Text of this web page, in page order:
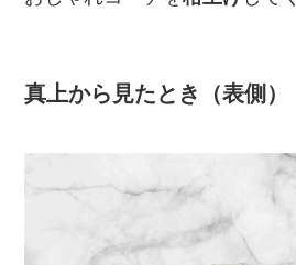
真上から見たとき（表側）